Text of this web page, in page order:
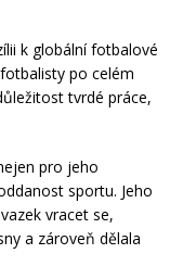
k globální fotbalové
po celém
tvrdé práce,
pro jeho
sportu. Jeho
vracet se,
a zároveň dělala